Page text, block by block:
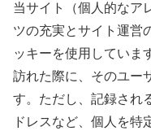
当サイト（個人的なア
ツの充実とサイト運営
ッキーを使用していま
訪れた際に、そのユー
す。ただし、記録され
ドレスなど、個人を特